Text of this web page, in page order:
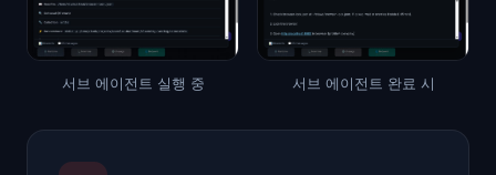
서브 에이전트 실행 중 서브 에이전트 완료 시